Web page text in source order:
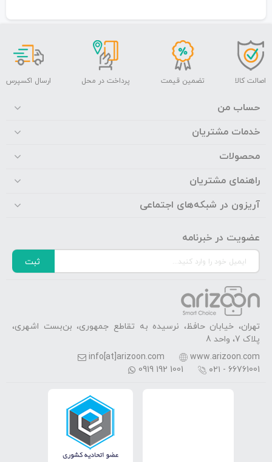
اصالت کالا تضمین قیمت پرداخت در محل ارسال اکسپرس
حساب من
خدمات مشتریان
محصولات
راهنمای مشتریان
آریزون در شبکه‌های اجتماعی
عضویت در خبرنامه
ثبت
تهران، خیابان حافظ، نرسیده به تقاطع جمهوری، بن‌بست اشهری،
پلاک 7، واحد 8
www.arizoon.com
info[at]arizoon.com
۰۲۱ - 66761001
0919 192 1001